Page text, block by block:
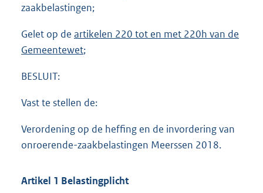
zaakbelastingen;
Gelet op de artikelen 220 tot en met 220h van de
Gemeentewet;
BESLUIT:
Vast te stellen de:
Verordening op de heffing en de invordering van
onroerende-zaakbelastingen Meerssen 2018.
Artikel 1 Belastingplicht